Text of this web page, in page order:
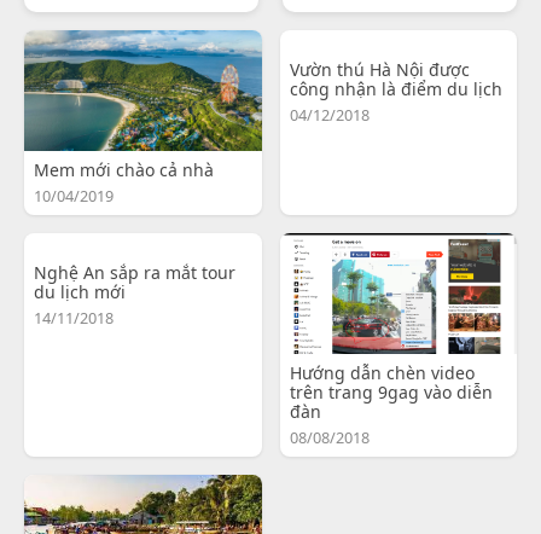
Mem mới chào cả nhà
10/04/2019
Vườn thú Hà Nội được
công nhận là điểm du lịch
04/12/2018
Nghệ An sắp ra mắt tour
du lịch mới
14/11/2018
Hướng dẫn chèn video
trên trang 9gag vào diễn
đàn
08/08/2018